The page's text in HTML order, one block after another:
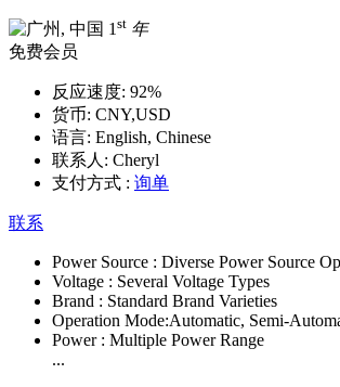
1 st 年
免费会员
反应速度: 92%
货币: CNY,USD
语言: English, Chinese
联系人: Cheryl
支付方式 : 询单
联系
Power Source : Diverse Power Source
Voltage : Several Voltage Types
Brand : Standard Brand Varieties
Operation Mode:Automatic, Semi-
Power : Multiple Power Range
...